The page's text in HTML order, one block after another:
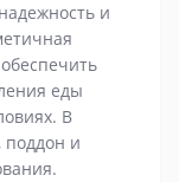
и
еды
В
поддон и